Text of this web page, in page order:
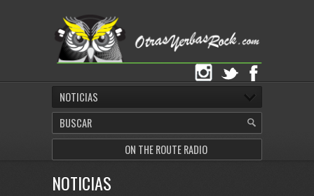
NOTICIAS
ON THE ROUTE RADIO
NOTICIAS